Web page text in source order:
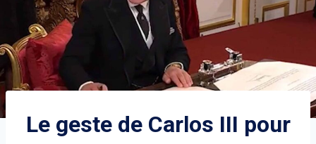
Le geste de Carlos III pour